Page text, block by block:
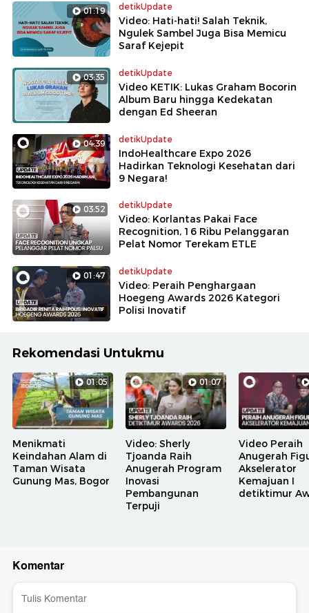
01:19 detikUpdate
Video: Hati-hati! Salah Teknik,
Ngulek Sambel Juga Bisa Memicu
Saraf Kejepit
03:35 detikUpdate
Video KETIK: Lukas Graham Bocorin
Album Baru hingga Kedekatan
dengan Ed Sheeran
04:39 detikUpdate
IndoHealthcare Expo 2026
Hadirkan Teknologi Kesehatan dari
9 Negara!
03:52 detikUpdate
Video: Korlantas Pakai Face
Recognition, 16 Ribu Pelanggaran
Pelat Nomor Terekam ETLE
01:47 detikUpdate
Video: Peraih Penghargaan
Hoegeng Awards 2026 Kategori
Polisi Inovatif
Rekomendasi Untukmu
01:05
Menikmati
Keindahan Alam di
Taman Wisata
Gunung Mas, Bogor
01:07
Video: Sherly
Tjoanda Raih
Anugerah Program
Inovasi
Pembangunan
Terpuji
Video Peraih
Anugerah
Akselerator
Kemajuan I
detiktimur